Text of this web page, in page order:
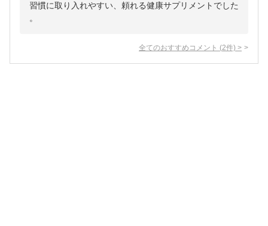
習慣に取り入れやすい、頼れる健康サプリメントでした
。
全てのおすすめコメント (2件) >